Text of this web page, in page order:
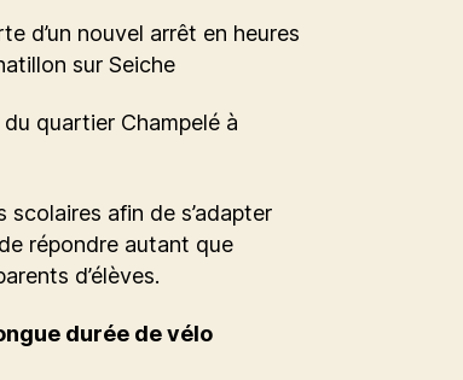
d’un nouvel arrêt en heures
sur Seiche
quartier Champelé à
scolaires afin de s’adapter
répondre autant que
d’élèves.
durée de vélo